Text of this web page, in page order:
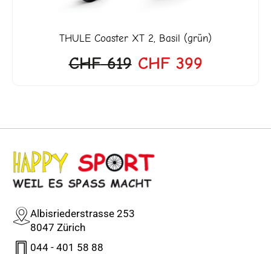
THULE Coaster XT 2, Basil (grün)
CHF619 CHF399
Albisriederstrasse 253
8047 Zürich
044 - 401 58 88